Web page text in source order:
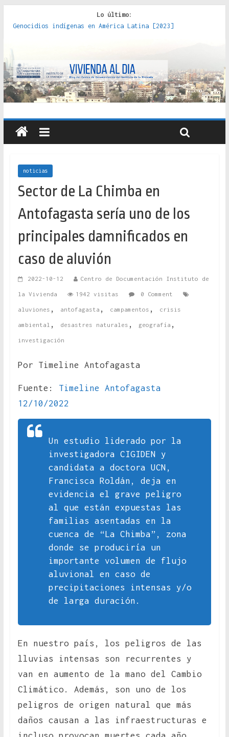
Lo último:
Genocidios indígenas en América Latina [2023]
políticas, prácticas y representaciones [2022]
crítica de las fronteras latinoamericanas [2020]
Criterios técnicos para una vivienda adecuada [2019]
Red de consultorios de la Caja del Seguro Obrero en
Santiago : un patrimonio emblemático [2014]
noticias
Sector de La Chimba en
Antofagasta sería uno de los
principales damnificados en
caso de aluvión
2022-10-12 Centro de Documentación Instituto de
la Vivienda 1942 visitas 0 Comment
aluviones , antofagasta , campamentos , crisis
ambiental , desastres naturales , geografía ,
investigación
Por Timeline Antofagasta
Fuente: Timeline Antofagasta
12/10/2022
Un estudio liderado por la
investigadora CIGIDEN y
candidata a doctora UCN,
Francisca Roldán, deja en
evidencia el grave peligro
al que están expuestas las
familias asentadas en la
cuenca de “La Chimba”, zona
donde se produciría un
importante volumen de flujo
aluvional en caso de
precipitaciones intensas y/o
de larga duración.
En nuestro país, los peligros de las
lluvias intensas son recurrentes y
van en aumento de la mano del Cambio
Climático. Además, son uno de los
peligros de origen natural que más
daños causan a las infraestructuras e